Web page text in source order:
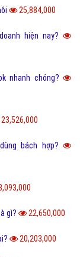
25,884,000
hiện nay?
nhanh chóng?
23,526,000
bách hợp?
gì? 22,650,000
20,203,000